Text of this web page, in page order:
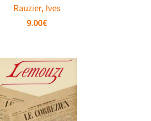
Rauzier, Ives
9.00€